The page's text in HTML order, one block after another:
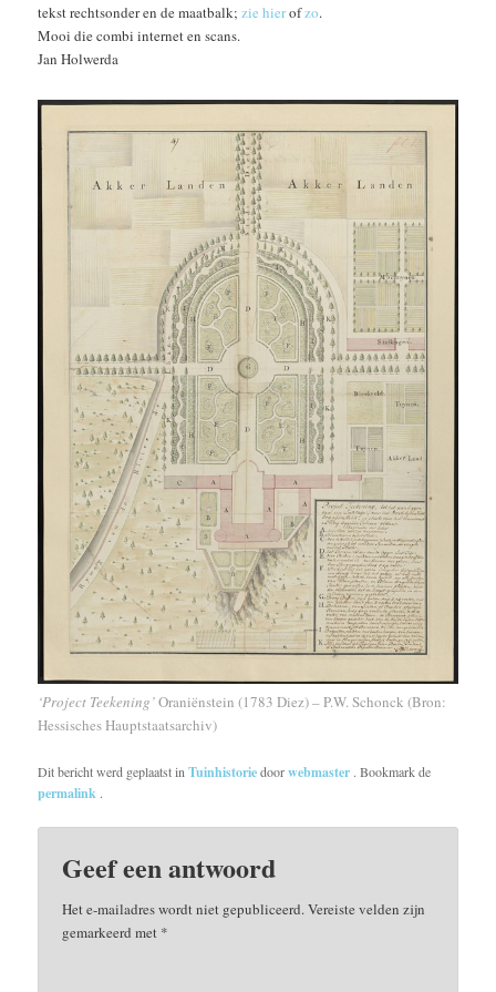
tekst rechtsonder en de maatbalk;zie hierofzo.
Mooi die combi internet en scans.
Jan Holwerda
‘Project Teekening’Oraniënstein (1783 Diez) – P.W. Schonck (Bron:
Hessisches Hauptstaatsarchiv)
Dit bericht werd geplaatst inTuinhistoriedoorwebmaster . Bookmark de
permalink .
Geef een antwoord
Het e-mailadres wordt niet gepubliceerd.Vereiste velden zijn
gemarkeerd met *